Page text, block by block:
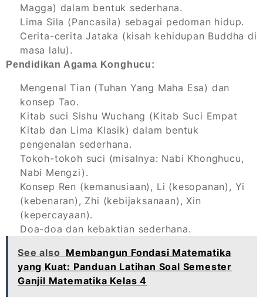
Magga) dalam bentuk sederhana.
Lima Sila (Pancasila) sebagai pedoman hidup.
Cerita-cerita Jataka (kisah kehidupan Buddha di
masa lalu).
Pendidikan Agama Konghucu:
Mengenal Tian (Tuhan Yang Maha Esa) dan
konsep Tao.
Kitab suci Sishu Wuchang (Kitab Suci Empat
Kitab dan Lima Klasik) dalam bentuk
pengenalan sederhana.
Tokoh-tokoh suci (misalnya: Nabi Khonghucu,
Nabi Mengzi).
Konsep Ren (kemanusiaan), Li (kesopanan), Yi
(kebenaran), Zhi (kebijaksanaan), Xin
(kepercayaan).
Doa-doa dan kebaktian sederhana.
See also Membangun Fondasi Matematika
yang Kuat: Panduan Latihan Soal Semester
Ganjil Matematika Kelas 4